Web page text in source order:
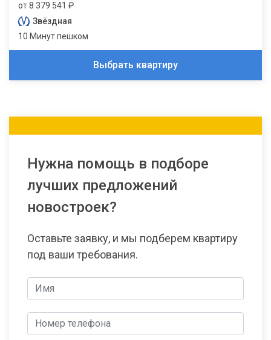
от 8 379 541 ₽
Звёздная
10 Минут пешком
Выбрать квартиру
Нужна помощь в подборе
лучших предложений
новостроек?
Оставьте заявку, и мы подберем квартиру
под ваши требования.